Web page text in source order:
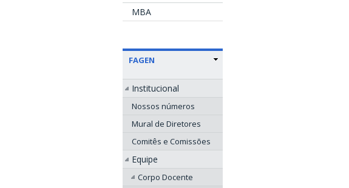
MBA
FAGEN
Institucional
Nossos números
Mural de Diretores
Comitês e Comissões
Equipe
Corpo Docente